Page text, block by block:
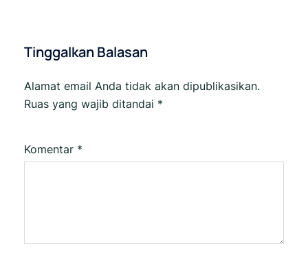
Tinggalkan Balasan
Alamat email Anda tidak akan dipublikasikan.
Ruas yang wajib ditandai *
Komentar *